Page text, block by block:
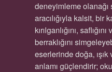
deneyimleme olanağı
aracılığıyla kalsit, bir
kırılganlığını,
berraklığını
eserlerinde doğa,
anlamı güçlendirir;